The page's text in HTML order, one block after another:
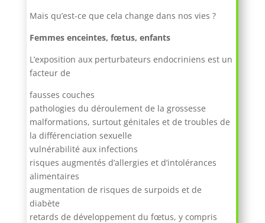
Mais qu’est-ce que cela change dans nos vies ?
Femmes enceintes, fœtus, enfants
L’exposition aux perturbateurs endocriniens est un
facteur de
fausses couches
pathologies du déroulement de la grossesse
malformations, surtout génitales et de troubles de
la différenciation sexuelle
vulnérabilité aux infections
risques augmentés d’allergies et d’intolérances
alimentaires
augmentation de risques de surpoids et de
diabète
retards de développement du fœtus, y compris